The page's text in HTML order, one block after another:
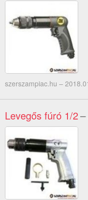
szerszampiac.hu –
Levegős fúró 1/2